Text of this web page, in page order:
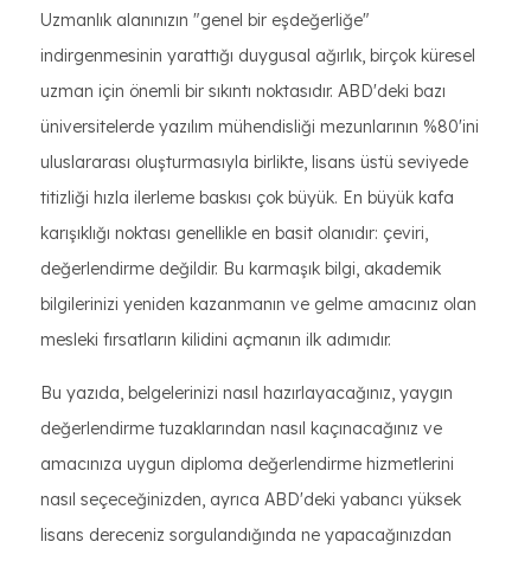
Uzmanlık alanınızın "genel bir eşdeğerliğe"
indirgenmesinin yarattığı duygusal ağırlık, birçok küresel
uzman için önemli bir sıkıntı noktasıdır. ABD'deki bazı
üniversitelerde yazılım mühendisliği mezunlarının %80'ini
uluslararası oluşturmasıyla birlikte, lisans üstü seviyede
titizliği hızla ilerleme baskısı çok büyük. En büyük kafa
karışıklığı noktası genellikle en basit olanıdır: çeviri,
değerlendirme değildir. Bu karmaşık bilgi, akademik
bilgilerinizi yeniden kazanmanın ve gelme amacınız olan
mesleki fırsatların kilidini açmanın ilk adımıdır.
Bu yazıda, belgelerinizi nasıl hazırlayacağınız, yaygın
değerlendirme tuzaklarından nasıl kaçınacağınız ve
amacınıza uygun diploma değerlendirme hizmetlerini
nasıl seçeceğinizden, ayrıca ABD'deki yabancı yüksek
lisans dereceniz sorgulandığında ne yapacağınızdan